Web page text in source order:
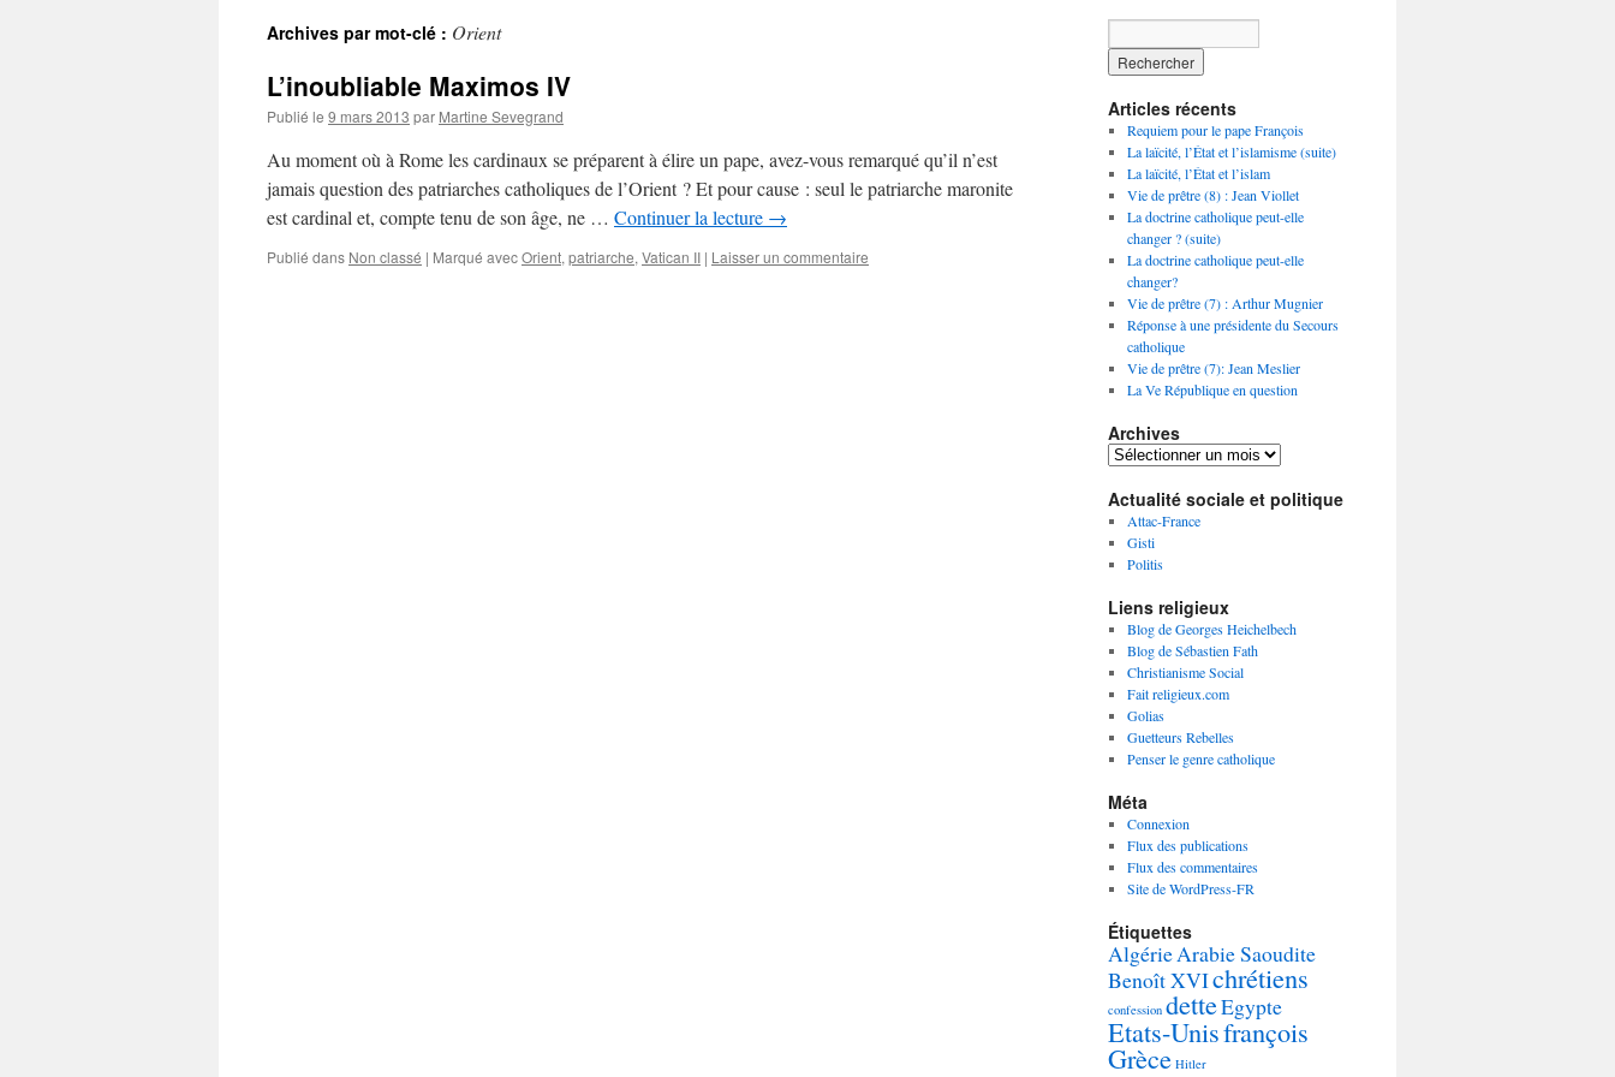
Archives par mot-clé : Orient
L’inoubliable Maximos IV
Publié le 9 mars 2013 par Martine Sevegrand
Au moment où à Rome les cardinaux se préparent à élire un pape, avez-vous remarqué qu’il n’est
jamais question des patriarches catholiques de l’Orient ? Et pour cause : seul le patriarche maronite
est cardinal et, compte tenu de son âge, ne … Continuer la lecture →
Publié dans Non classé | Marqué avecOrient, patriarche, Vatican II | Laisser un commentaire
Articles récents
Requiem pour le pape François
La laïcité, l’État et l’islamisme (suite)
La laïcité, l’État et l’islam
Vie de prêtre (8) : Jean Viollet
La doctrine catholique peut-elle
changer ? (suite)
La doctrine catholique peut-elle
changer?
Vie de prêtre (7) : Arthur Mugnier
Réponse à une présidente du Secours
catholique
Vie de prêtre (7): Jean Meslier
La Ve République en question
Archives
Archives
Actualité sociale et politique
Attac-France
Gisti
Politis
Liens religieux
Blog de Georges Heichelbech
Blog de Sébastien Fath
Christianisme Social
Fait religieux.com
Golias
Guetteurs Rebelles
Penser le genre catholique
Méta
Connexion
Flux des publications
Flux des commentaires
Site de WordPress-FR
Étiquettes
AlgérieArabie Saoudite
Benoît XVIchrétiens
confession detteEgypte
Etats-Unisfrançois
Grèce Hitler